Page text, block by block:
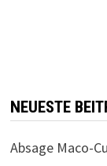
NEUESTE
Absage Maco-